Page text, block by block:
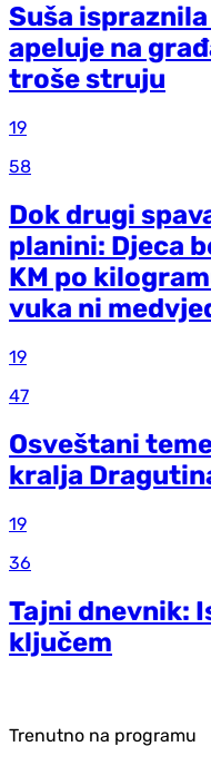
Suša
apeluje na
troše struju
19
58
Dok drugi
planini: Djeca
KM po
vuka ni
19
47
Osveštani
kralja
19
36
Tajni dnevnik:
ključem
Trenutno na programu